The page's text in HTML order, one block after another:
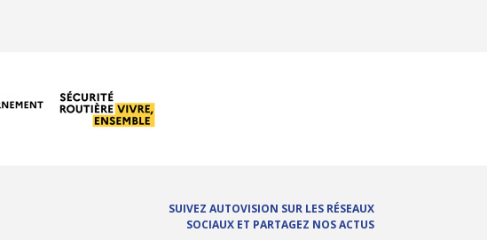
SUIVEZ AUTOVISION SUR LES RÉSEAUX
SOCIAUX ET PARTAGEZ NOS ACTUS